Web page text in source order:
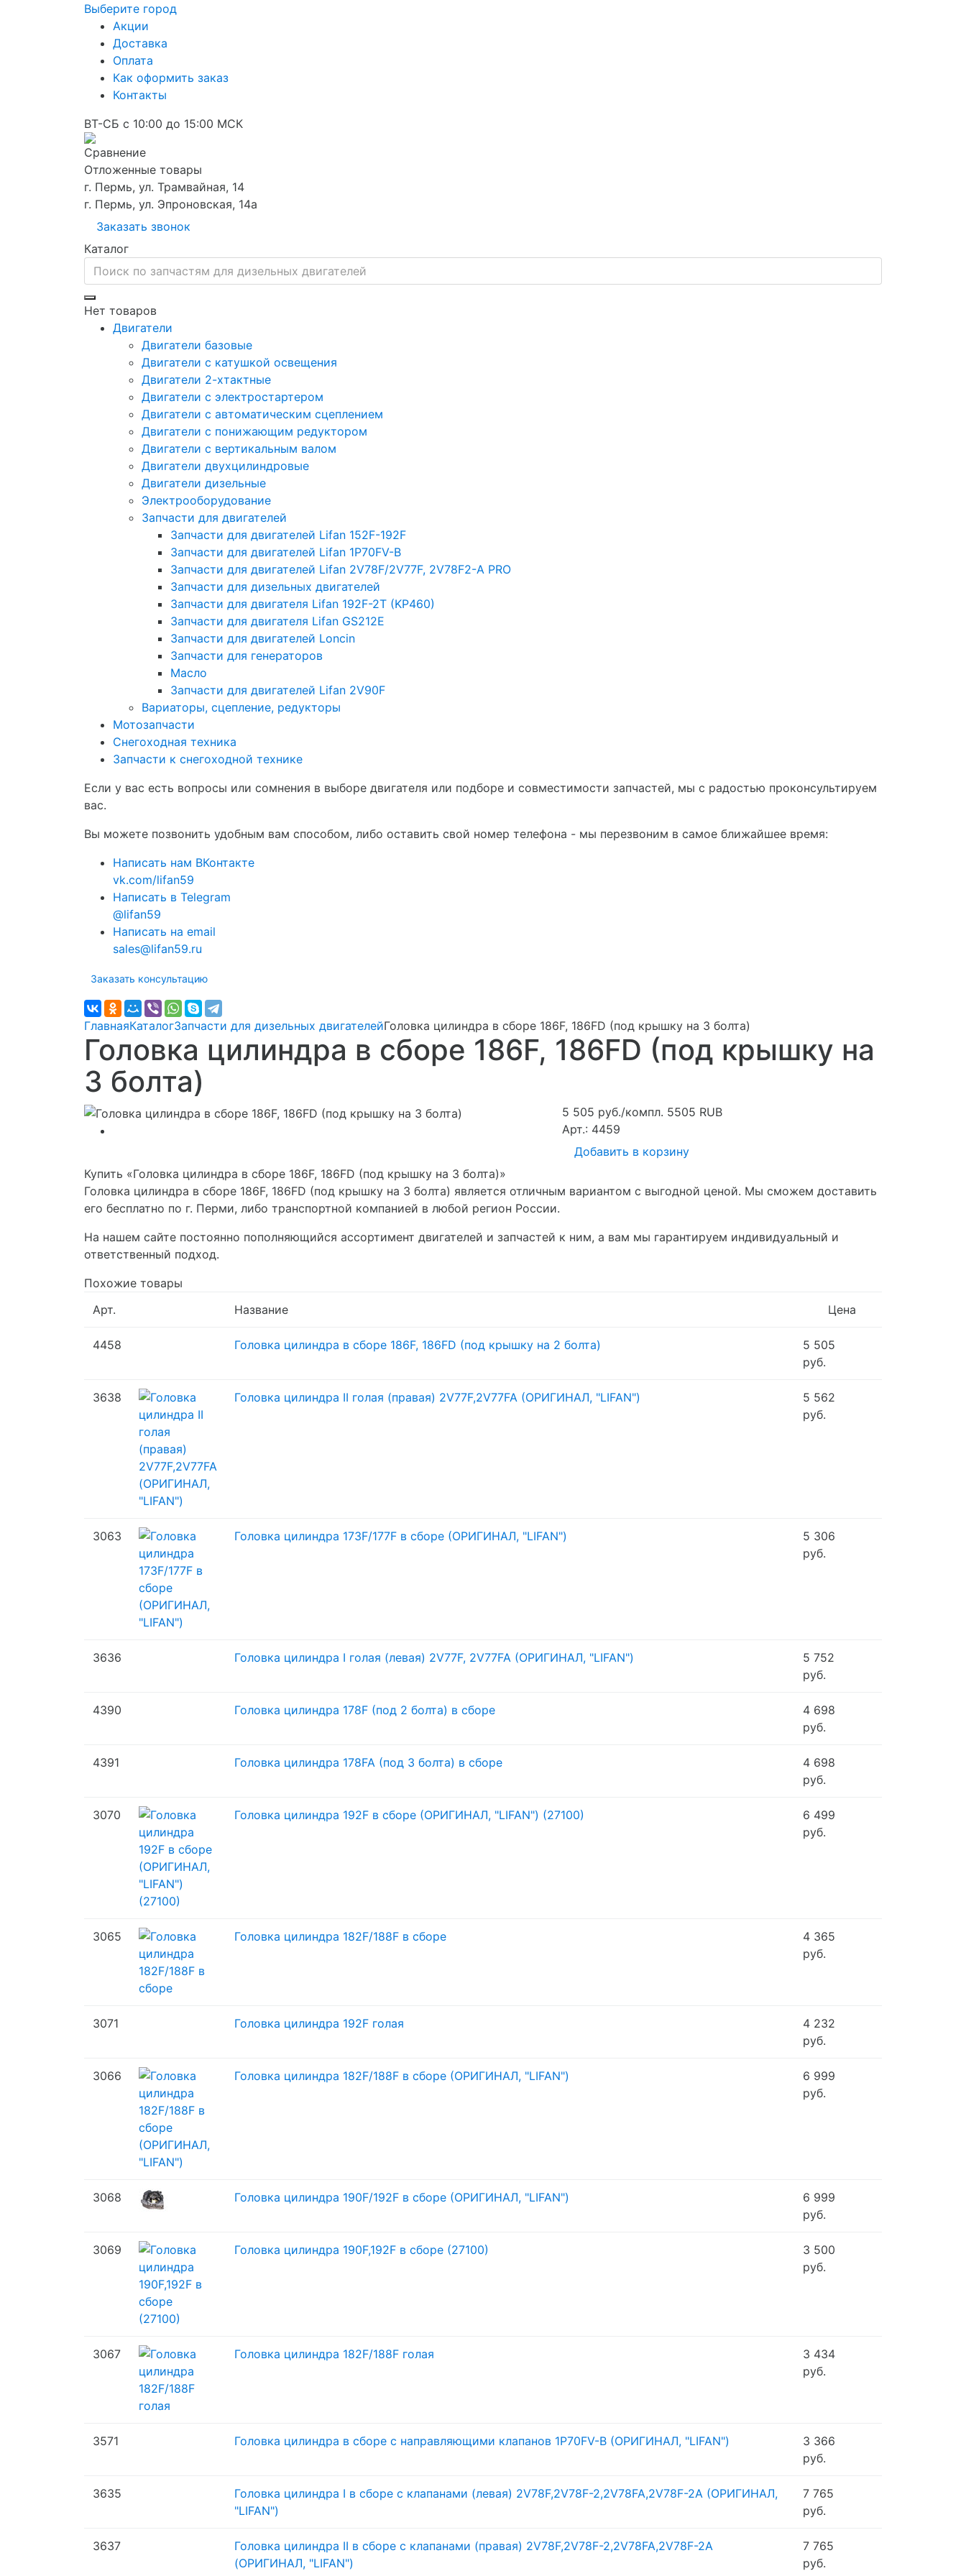
Выберите город
Акции
Доставка
Оплата
Как оформить заказ
Контакты
ВТ-СБ с 10:00 до 15:00 МСК
Сравнение
Отложенные товары
г. Пермь, ул. Трамвайная, 14
г. Пермь, ул. Эпроновская, 14а
Заказать звонок
Каталог
Нет товаров
Двигатели
Двигатели базовые
Двигатели с катушкой освещения
Двигатели 2-хтактные
Двигатели с электростартером
Двигатели с автоматическим сцеплением
Двигатели с понижающим редуктором
Двигатели с вертикальным валом
Двигатели двухцилиндровые
Двигатели дизельные
Электрооборудование
Запчасти для двигателей
Запчасти для двигателей Lifan 152F-192F
Запчасти для двигателей Lifan 1P70FV-B
Запчасти для двигателей Lifan 2V78F/2V77F, 2V78F2-A PRO
Запчасти для дизельных двигателей
Запчасти для двигателя Lifan 192F-2T (KP460)
Запчасти для двигателя Lifan GS212E
Запчасти для двигателей Loncin
Запчасти для генераторов
Масло
Запчасти для двигателей Lifan 2V90F
Вариаторы, сцепление, редукторы
Мотозапчасти
Снегоходная техника
Запчасти к снегоходной технике
Если у вас есть вопросы или сомнения в выборе двигателя или подборе и совместимости запчастей, мы с радостью проконсультируем
вас.
Вы можете позвонить удобным вам способом, либо оставить свой номер телефона - мы перезвоним в самое ближайшее время:
Написать нам ВКонтакте
vk.com/lifan59
Написать в Telegram
@lifan59
Написать на email
sales@lifan59.ru
Заказать консультацию
ГлавнаяКаталогЗапчасти для дизельных двигателейГоловка цилиндра в сборе 186F, 186FD (под крышку на 3 болта)
Головка цилиндра в сборе 186F, 186FD (под крышку на
3 болта)
5 505 руб./компл. 5505 RUB
Арт.: 4459
Добавить в корзину
Купить «Головка цилиндра в сборе 186F, 186FD (под крышку на 3 болта)»
Головка цилиндра в сборе 186F, 186FD (под крышку на 3 болта) является отличным вариантом с выгодной ценой. Мы сможем доставить
его бесплатно по г. Перми, либо транспортной компанией в любой регион России.
На нашем сайте постоянно пополняющийся ассортимент двигателей и запчастей к ним, а вам мы гарантируем индивидуальный и
ответственный подход.
Похожие товары
Арт.
Название Цена
4458 Головка цилиндра в сборе 186F, 186FD (под крышку на 2 болта)
5 505
руб.
3638 Головка цилиндра II голая (правая) 2V77F,2V77FA (ОРИГИНАЛ, "LIFAN")
5 562
руб.
3063 Головка цилиндра 173F/177F в сборе (ОРИГИНАЛ, "LIFAN")
5 306
руб.
3636 Головка цилиндра I голая (левая) 2V77F, 2V77FA (ОРИГИНАЛ, "LIFAN")
5 752
руб.
4390 Головка цилиндра 178F (под 2 болта) в сборе
4 698
руб.
4391 Головка цилиндра 178FA (под 3 болта) в сборе
4 698
руб.
3070 Головка цилиндра 192F в сборе (ОРИГИНАЛ, "LIFAN") (27100)
6 499
руб.
3065 Головка цилиндра 182F/188F в сборе
4 365
руб.
3071 Головка цилиндра 192F голая
4 232
руб.
3066 Головка цилиндра 182F/188F в сборе (ОРИГИНАЛ, "LIFAN")
6 999
руб.
3068 Головка цилиндра 190F/192F в сборе (ОРИГИНАЛ, "LIFAN")
6 999
руб.
3069 Головка цилиндра 190F,192F в сборе (27100)
3 500
руб.
3067 Головка цилиндра 182F/188F голая
3 434
руб.
3571 Головка цилиндра в сборе с направляющими клапанов 1P70FV-B (ОРИГИНАЛ, "LIFAN")
3 366
руб.
3635
Головка цилиндра I в сборе с клапанами (левая) 2V78F,2V78F-2,2V78FA,2V78F-2A (ОРИГИНАЛ,
"LIFAN")
7 765
руб.
3637
Головка цилиндра II в сборе с клапанами (правая) 2V78F,2V78F-2,2V78FA,2V78F-2A
(ОРИГИНАЛ, "LIFAN")
7 765
руб.